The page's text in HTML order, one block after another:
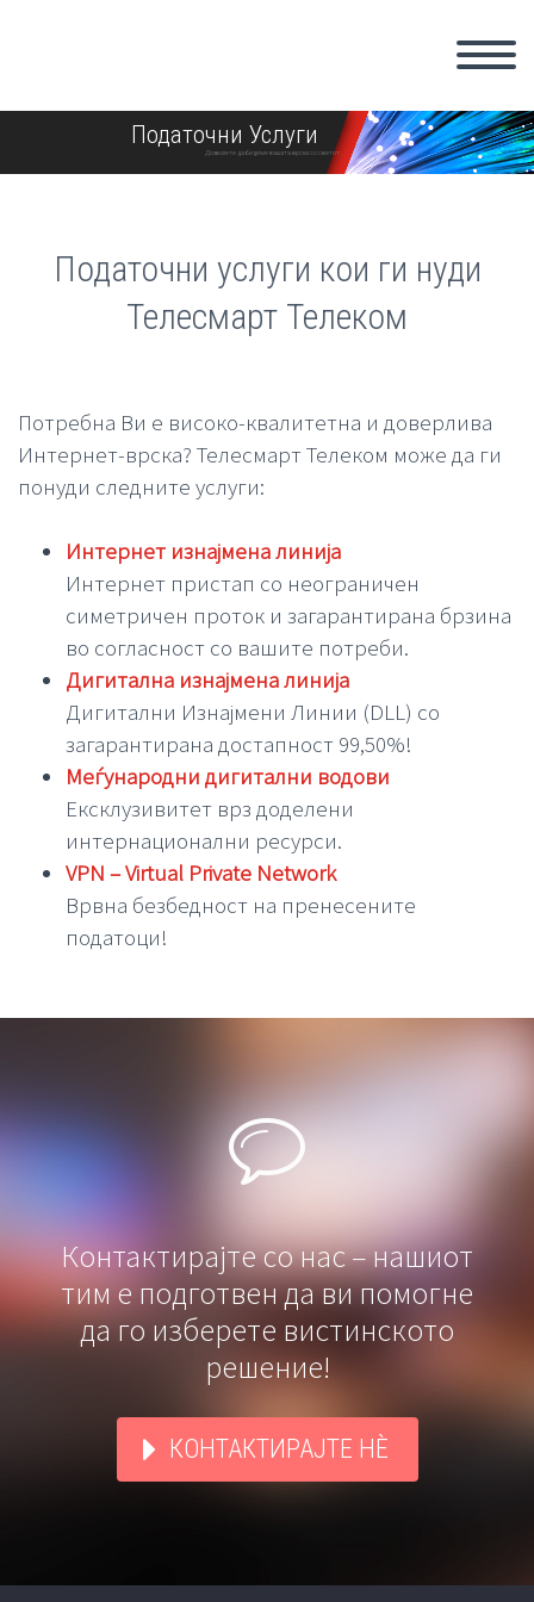
Податочни Услуги
Дозволете да бидеме вашата врска со светот.
Податочни услуги кои ги нуди
Телесмарт Телеком
Потребна Ви е високо-квалитетна и доверлива
Интернет-врска? Телесмарт Телеком може да ги
понуди следните услуги:
Интернет изнајмена линија
Интернет пристап со неограничен
симетричен проток и загарантирана брзина
во согласност со вашите потреби.
Дигитална изнајмена линија
Дигитални Изнајмени Линии (DLL) со
загарантирана достапност 99,50%!
Меѓународни дигитални водови
Ексклузивитет врз доделени
интернационални ресурси.
VPN – Virtual Private Network
Врвна безбедност на пренесените
податоци!


Контактирајте со нас – нашиот
тим е подготвен да ви помогне
да го изберете вистинското
решение!
КОНТАКТИРАЈТЕ НÈ